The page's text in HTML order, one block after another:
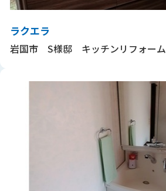
ラクエラ
岩国市 S様邸 キッチンリフォーム